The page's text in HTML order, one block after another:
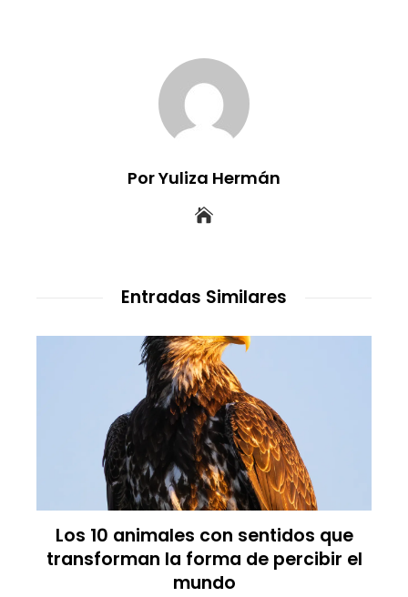
Por Yuliza Hermán
Entradas Similares
Los 10 animales con sentidos que
transforman la forma de percibir el
mundo